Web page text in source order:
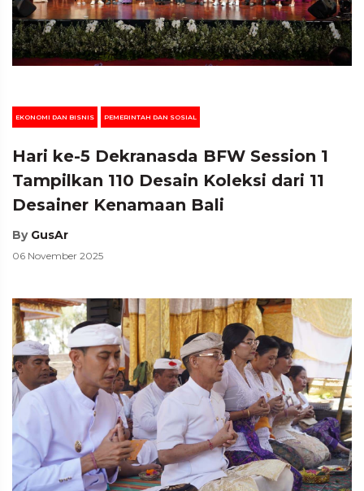
EKONOMI DAN BISNIS PEMERINTAH DAN SOSIAL
Hari ke-5 Dekranasda BFW Session 1
Tampilkan 110 Desain Koleksi dari 11
Desainer Kenamaan Bali
By GusAr
06 November 2025